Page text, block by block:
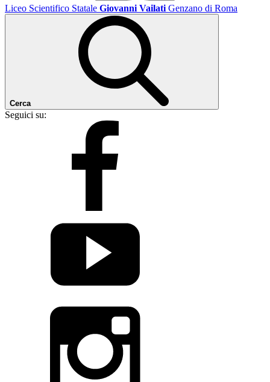
Liceo Scientifico Statale Giovanni Vailati Genzano di Roma
Cerca
Seguici su: